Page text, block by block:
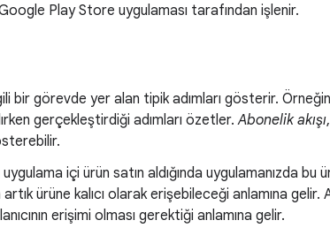
Play Store uygulaması tarafından işlenir.
bir görevde yer alan tipik adımları gösterir.
gerçekleştirdiği adımları özetler.Abonelik akışı
uygulama içi ürün satın aldığında uygulamanızda bu
artık ürüne kalıcı olarak erişebileceği anlamına gelir.
erişimi olması gerektiği anlamına gelir.